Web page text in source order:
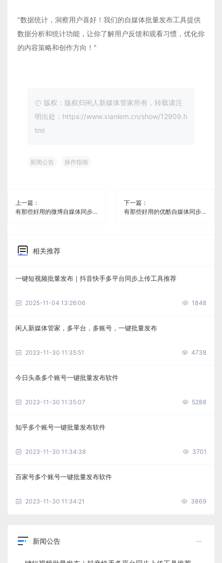
"数据统计，洞察用户喜好！我们的自媒体批量发布工具提供
数据分析和统计功能，让你了解用户反馈和观看习惯，优化你
的内容策略和创作方向！"
版权：版权归闲人新媒体管家所有，转载请注
明出处：https://www.xianlem.cn/show/12909.h
tml
新闻公告 操作指南
上一篇：
有那些好用的微博自媒体同步软件《闲人新媒体管家》
下一篇：
有那些好用的优酷自媒体同步软件《闲人新媒体管家》
相关推荐
一键短视频批量发布｜抖音快手多平台同步上传工具推荐
2025-11-04 13:26:06 1848
闲人新媒体管家，多平台，多账号，一键批量发布
2023-11-30 11:35:51 4738
今日头条多个账号一键批量发布软件
2023-11-30 11:35:07 5288
知乎多个账号一键批量发布软件
2023-11-30 11:34:38 3701
百家号多个账号一键批量发布软件
2023-11-30 11:34:21 3869
新闻公告